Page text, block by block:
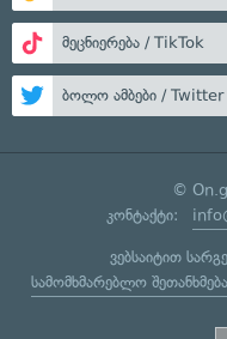
მეცნიერება / TikTok
ბოლო ამბები / Twitter
©
კონტაქტი:
ვებსაიტით
სამომხმარებლო